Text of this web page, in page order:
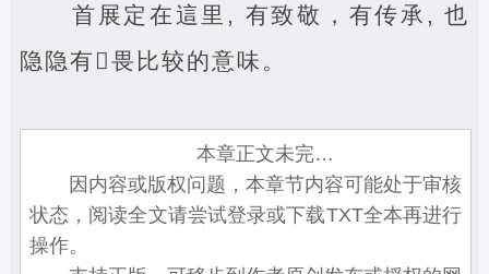
首展定在這里, 有致敬，有传承, 也
隐隐有‌畏比较的意味。
本章正文未完…
因内容或版权问题，本章节内容可能处于审核
状态，阅读全文请尝试登录或下载TXT全本再进行
操作。